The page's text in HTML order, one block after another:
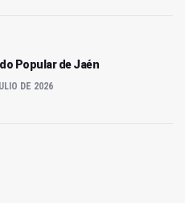
Popular de Jaén
DE 2026